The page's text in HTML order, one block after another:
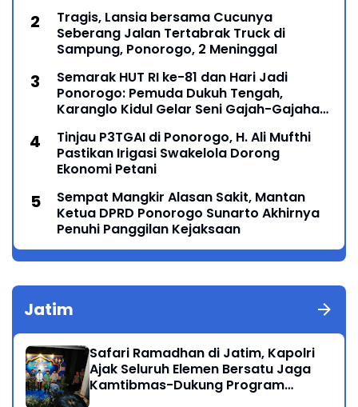
Tragis, Lansia bersama Cucunya
Seberang Jalan Tertabrak Truck di
Sampung, Ponorogo, 2 Meninggal
Semarak HUT RI ke-81 dan Hari Jadi
Ponorogo: Pemuda Dukuh Tengah,
Karanglo Kidul Gelar Seni Gajah-Gajahan,
Tinjau P3TGAI di Ponorogo, H. Ali Mufthi
Pastikan Irigasi Swakelola Dorong
Ekonomi Petani
Sempat Mangkir Alasan Sakit, Mantan
Ketua DPRD Ponorogo Sunarto Akhirnya
Penuhi Panggilan Kejaksaan
Jatim
Safari Ramadhan di Jatim, Kapolri
Ajak Seluruh Elemen Bersatu Jaga
Kamtibmas-Dukung Program